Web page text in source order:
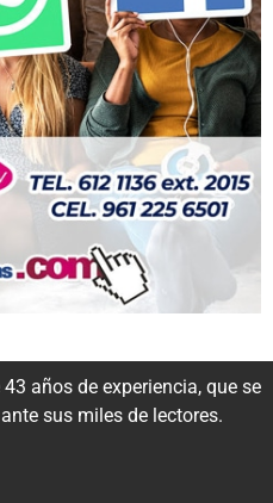
años de experiencia, que se
sus miles de lectores.